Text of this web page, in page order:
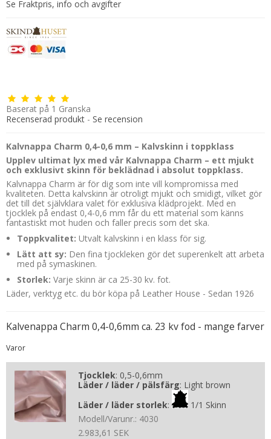
Se Fraktpris, info och avgifter
Baserat på 1 Granska
Recenserad produkt - Se recension
Kalvnappa Charm 0,4-0,6 mm – Kalvskinn i toppklass
Upplev ultimat lyx med vår Kalvnappa Charm – ett mjukt
och exklusivt skinn för beklädnad i absolut toppklass.
Kalvnappa Charm är för dig som inte vill kompromissa med
kvaliteten. Detta kalvskinn är otroligt mjukt och smidigt, vilket gör
det till det självklara valet för exklusiva klädprojekt. Med en
tjocklek på endast 0,4-0,6 mm får du ett material som känns
fantastiskt mot huden och faller precis som det ska.
Toppkvalitet: Utvalt kalvskinn i en klass för sig.
Lätt att sy: Den fina tjockleken gör det superenkelt att arbeta
med på symaskinen.
Storlek: Varje skinn är ca 25-30 kv. fot.
Läder, verktyg etc. du bör köpa på Leather House - Sedan 1926
Kalvenappa Charm 0,4-0,6mm ca. 23 kv fod - mange farver
Varor
Tjocklek: 0,5-0,6mm
Läder / läder / pälsfärg: Light brown
Läder / läder storlek:
1/1 Skinn
Modell/Varunr.: 4030
2.983,61 SEK